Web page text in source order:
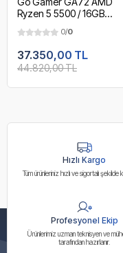
Ryzen 5 5500 / 16GB
SSD / RTX3050 6GB / AMD
Gaming Paket
0/0
37.350,00 TL
44.820,00 TL
Hızlı Kargo
Tüm ürünleriniz hızlı ve sigortalı şekilde
Profesyonel Ekip
Ürünlerimiz uzman teknisyen ve
tarafından hazırlanır.